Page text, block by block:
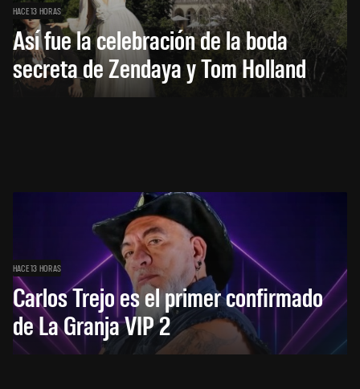
HACE 13 HORAS
Así fue la celebración de la boda
secreta de Zendaya y Tom Holland
HACE 13 HORAS
Carlos Trejo es el primer confirmado
de La Granja VIP 2